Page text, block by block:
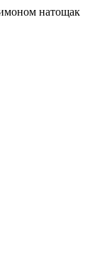
натощак